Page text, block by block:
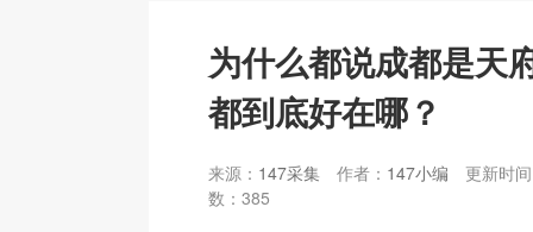
为什么都说成都是天
都到底好在哪？
来源： 147采集 作者： 147小编
更新时
数： 385